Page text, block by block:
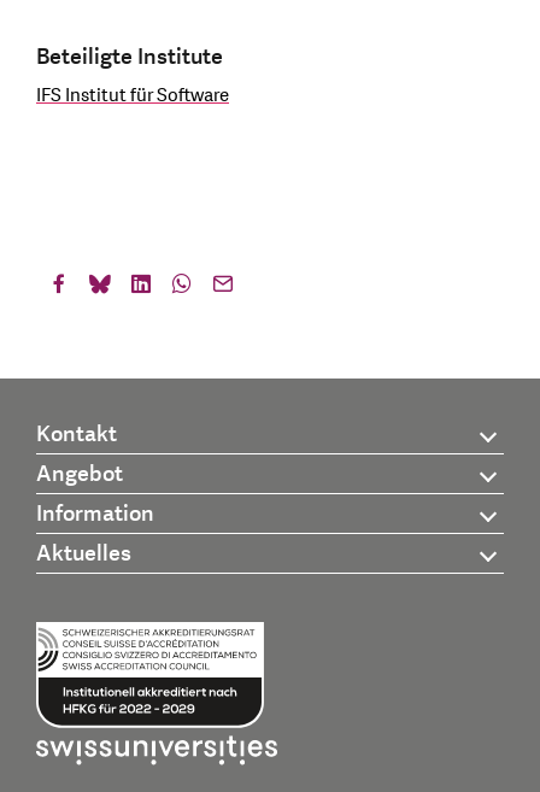
Beteiligte Institute
IFS Institut für Software
Kontakt
Angebot
Information
Aktuelles